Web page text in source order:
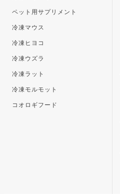
ペット用サプリメント
冷凍マウス
冷凍ヒヨコ
冷凍ウズラ
冷凍ラット
冷凍モルモット
コオロギフード